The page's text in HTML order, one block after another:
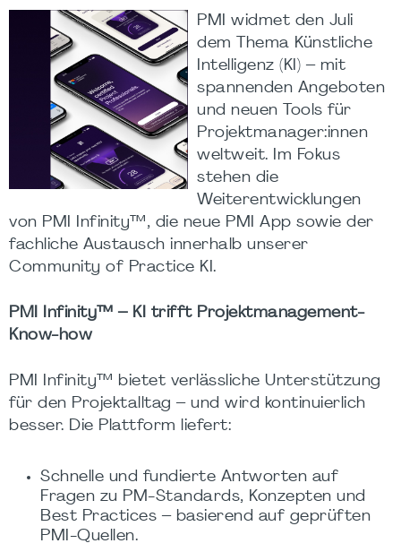
PMI widmet den Juli
dem Thema Künstliche
Intelligenz (KI) – mit
spannenden Angeboten
und neuen Tools für
Projektmanager:innen
weltweit. Im Fokus
stehen die
Weiterentwicklungen
von PMI Infinity™, die neue PMI App sowie der
fachliche Austausch innerhalb unserer
Community of Practice KI.
PMI Infinity™ – KI trifft Projektmanagement-
Know-how
PMI Infinity™ bietet verlässliche Unterstützung
für den Projektalltag – und wird kontinuierlich
besser. Die Plattform liefert:
Schnelle und fundierte Antworten auf
Fragen zu PM-Standards, Konzepten und
Best Practices – basierend auf geprüften
PMI-Quellen.